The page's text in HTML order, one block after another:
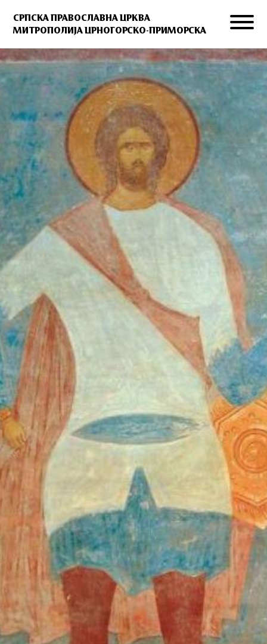
СРПСКА ПРАВОСЛАВНА ЦРКВА
МИТРОПОЛИЈА ЦРНОГОРСКО-ПРИМОРСКА